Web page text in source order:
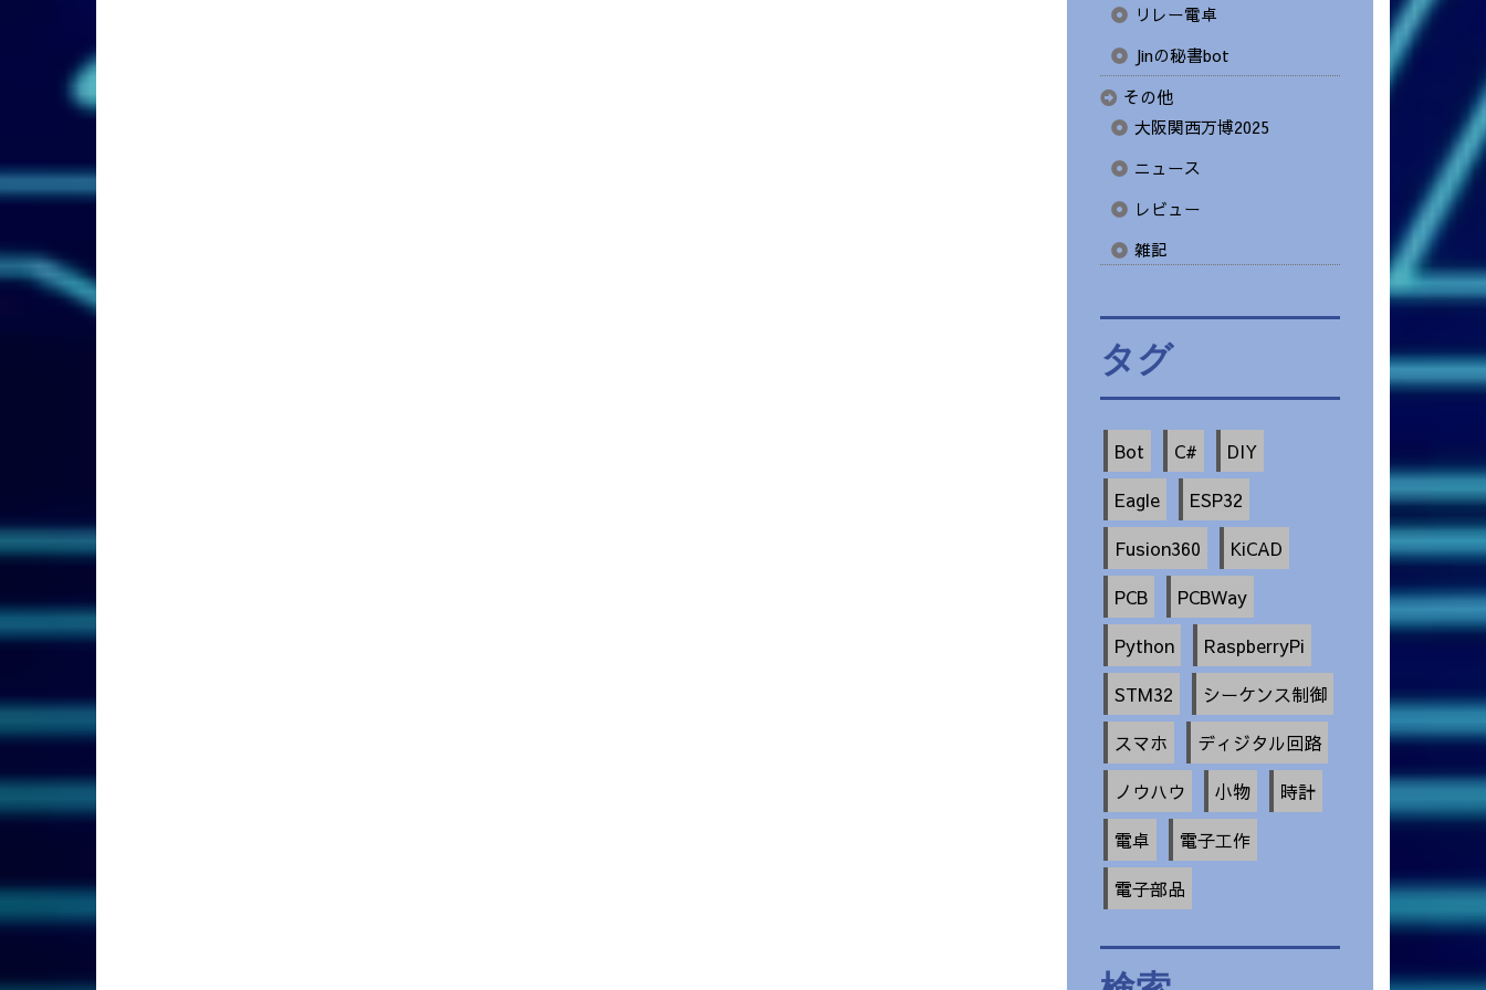
リレー電卓
Jinの秘書bot
その他
大阪関西万博2025
ニュース
レビュー
雑記
タグ
Bot C#
DIY
Eagle
ESP32
Fusion360
KiCAD
PCB
PCBWay
Python
RaspberryPi
STM32
シーケンス制御
スマホ
ディジタル回路
ノウハウ
小物
時計
電卓
電子工作
電子部品